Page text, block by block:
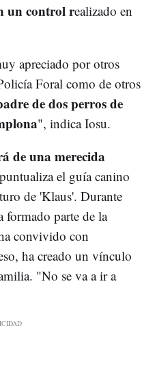
un control realizado en
apreciado por otros
Foral como de otros
de dos perros de
", indica Iosu.
de una merecida
el guía canino
de 'Klaus'. Durante
formado parte de la
convivido con
ha creado un vínculo
"No se va a ir a